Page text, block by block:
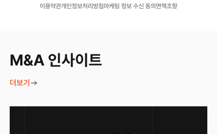
이용약관개인정보처리방침마케팅 정보 수신 동의 면책조항
M&A 인사이트
더보기